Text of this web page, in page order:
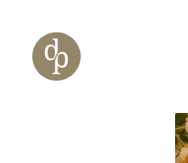
Zur Navigation springen
Zur Website-Suche springen